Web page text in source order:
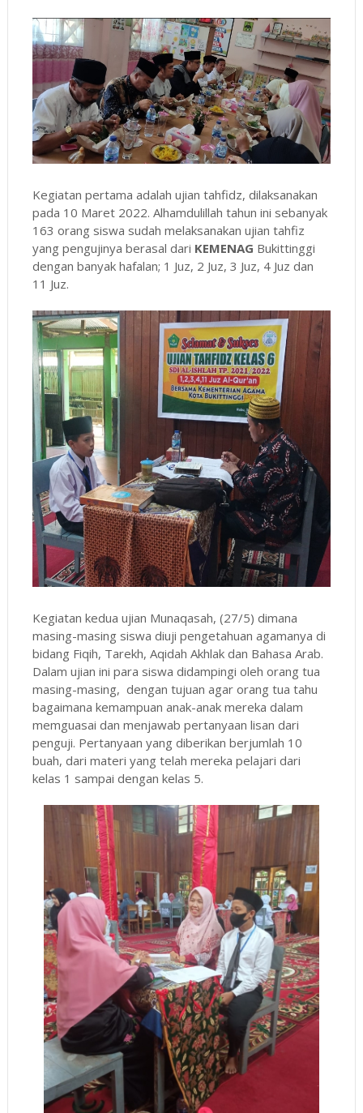
Kegiatan pertama adalah ujian tahfidz, dilaksanakan
pada 10 Maret 2022. Alhamdulillah tahun ini sebanyak
163 orang siswa sudah melaksanakan ujian tahfiz
yang pengujinya berasal dari KEMENAG Bukittinggi
dengan banyak hafalan; 1 Juz, 2 Juz, 3 Juz, 4 Juz dan
11 Juz.
Kegiatan kedua ujian Munaqasah, (27/5) dimana
masing-masing siswa diuji pengetahuan agamanya di
bidang Fiqih, Tarekh, Aqidah Akhlak dan Bahasa Arab.
Dalam ujian ini para siswa didampingi oleh orang tua
masing-masing, dengan tujuan agar orang tua tahu
bagaimana kemampuan anak-anak mereka dalam
memguasai dan menjawab pertanyaan lisan dari
penguji. Pertanyaan yang diberikan berjumlah 10
buah, dari materi yang telah mereka pelajari dari
kelas 1 sampai dengan kelas 5.